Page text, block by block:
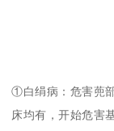
①白绢病：危害蔸
床均有，开始危害